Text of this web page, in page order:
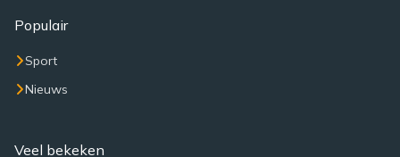
Populair
Sport
Nieuws
Veel bekeken